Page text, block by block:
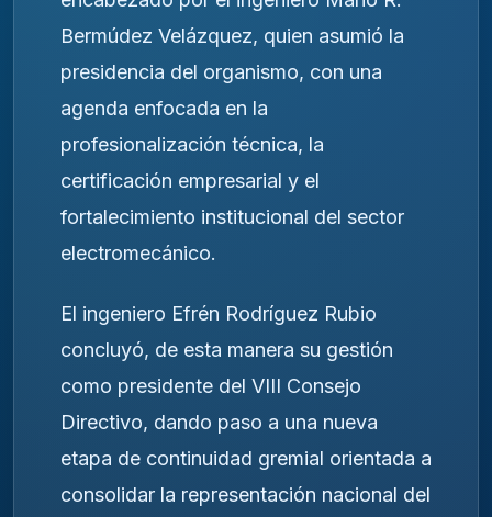
Bermúdez Velázquez, quien asumió la
presidencia del organismo, con una
agenda enfocada en la
profesionalización técnica, la
certificación empresarial y el
fortalecimiento institucional del sector
electromecánico.
El ingeniero Efrén Rodríguez Rubio
concluyó, de esta manera su gestión
como presidente del VIII Consejo
Directivo, dando paso a una nueva
etapa de continuidad gremial orientada a
consolidar la representación nacional del